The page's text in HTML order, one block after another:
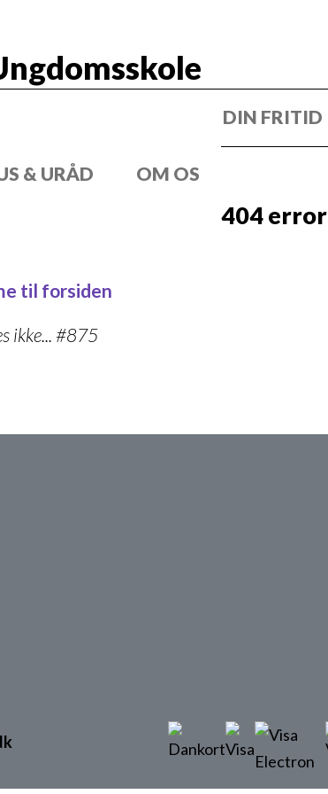
DIN FRITID
& URÅD OM OS
404 error
til forsiden
ikke... #875